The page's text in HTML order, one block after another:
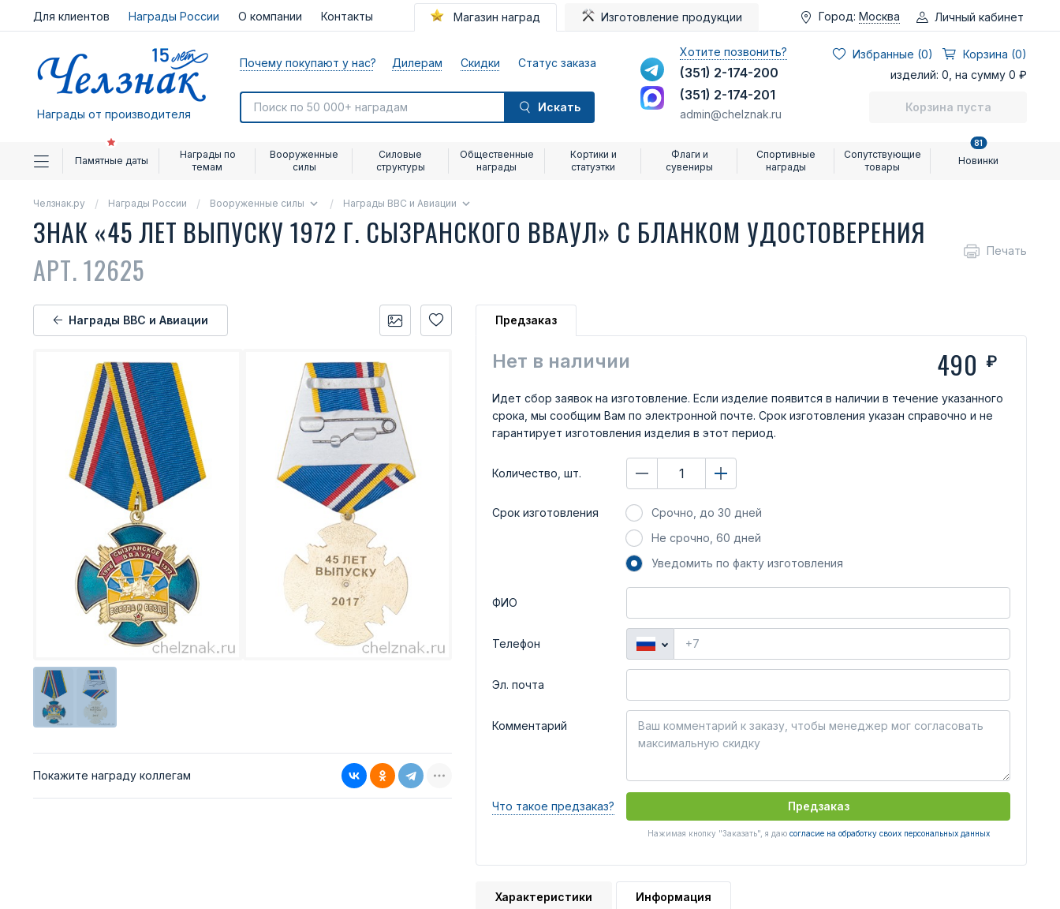
Для клиентов Награды России О компании Контакты Магазин наград Изготовление продукции Город: Москва Личный кабинет
Награды от производителя
Почему покупают у нас? Дилерам Скидки Статус заказа
Искать
Хотите позвонить?
(351) 2-174-200
(351) 2-174-201
admin@chelznak.ru
Избранные (0)
Корзина (0)
изделий: 0, на сумму 0 ₽
Корзина пуста
Памятные даты
Награды по
темам
Вооруженные
силы
Силовые
структуры
Общественные
награды
Кортики и
статуэтки
Флаги и
сувениры
Спортивные
награды
Сопутствующие
товары
Новинки
81
Челзнак.ру Награды России Вооруженные силы Награды ВВС и Авиации
ЗНАК «45 ЛЕТ ВЫПУСКУ 1972 Г. СЫЗРАНСКОГО ВВАУЛ» С БЛАНКОМ УДОСТОВЕРЕНИЯ
АРТ. 12625
Печать
Награды ВВС и Авиации
Покажите награду коллегам
Предзаказ
Нет в наличии 490 ₽
Идет сбор заявок на изготовление. Если изделие появится в наличии в течение указанного
срока, мы сообщим Вам по электронной почте. Срок изготовления указан справочно и не
гарантирует изготовления изделия в этот период.
Количество, шт.
Срок изготовления
Срочно, до 30 дней
Не срочно, 60 дней
Уведомить по факту изготовления
ФИО
Телефон
Эл. почта
Комментарий
Что такое предзаказ? Предзаказ
Нажимая кнопку "Заказать", я даю согласие на обработку своих персональных данных
Характеристики Информация